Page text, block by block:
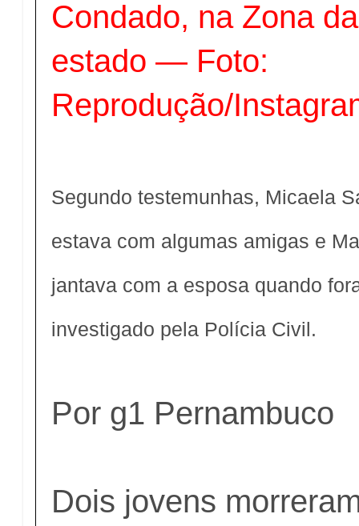
Condado, na Zona
estado — Foto:
Reprodução/
Segundo testemunhas, Micaela
estava com algumas amigas e
jantava com a esposa quando
investigado pela Polícia Civil.
Por g1 Pernambuco
Dois jovens